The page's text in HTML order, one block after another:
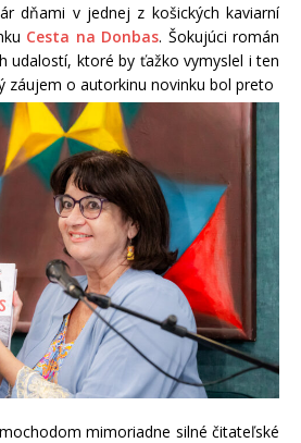
dňami v jednej z košických kaviarní
Cesta na Donbas. Šokujúci román
udalostí, ktoré by ťažko vymyslel i ten
záujem o autorkinu novinku bol preto
mimoriadne silné čitateľské